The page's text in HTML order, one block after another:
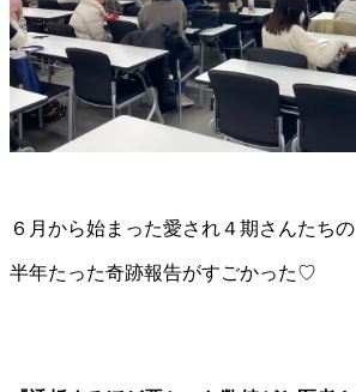
６月から始まった愛され４期さんたちの
半年たった奇跡報告がすごかった♡